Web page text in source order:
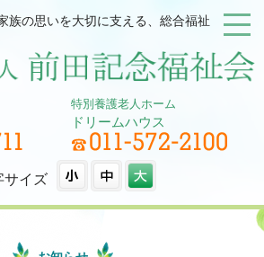
族の思いを大切に支える、総合福祉
特別養護老人ホーム
ドリームハウス
サイズ